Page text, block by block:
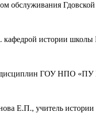
обслуживания
истории
ГОУ НПО «ПУ
Е.П., учитель